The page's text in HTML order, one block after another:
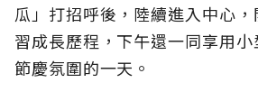
瓜」打招呼後，陸續進入中心
習成長歷程，下午還一同享用
節慶氛圍的一天。